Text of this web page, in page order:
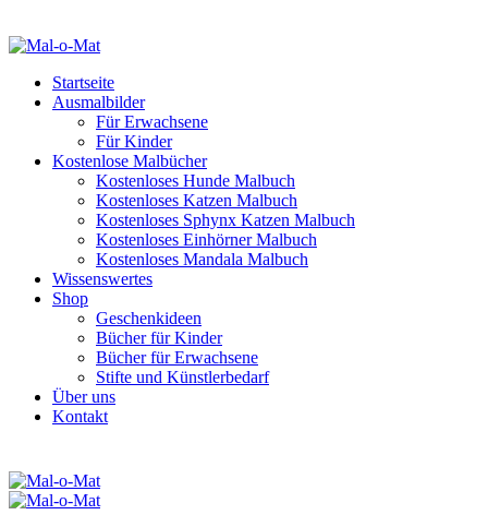
Startseite
Ausmalbilder
Für Erwachsene
Für Kinder
Kostenlose Malbücher
Kostenloses Hunde Malbuch
Kostenloses Katzen Malbuch
Kostenloses Sphynx Katzen Malbuch
Kostenloses Einhörner Malbuch
Kostenloses Mandala Malbuch
Wissenswertes
Shop
Geschenkideen
Bücher für Kinder
Bücher für Erwachsene
Stifte und Künstlerbedarf
Über uns
Kontakt